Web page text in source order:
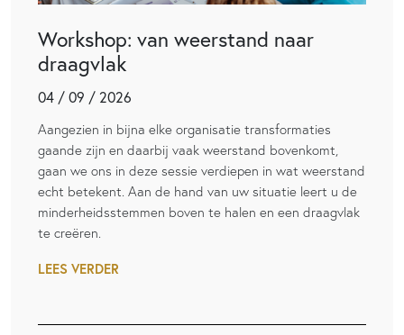
Workshop: van weerstand naar
draagvlak
04 / 09 / 2026
Aangezien in bijna elke organisatie transformaties
gaande zijn en daarbij vaak weerstand bovenkomt,
gaan we ons in deze sessie verdiepen in wat weerstand
echt betekent. Aan de hand van uw situatie leert u de
minderheidsstemmen boven te halen en een draagvlak
te creëren.
LEES VERDER